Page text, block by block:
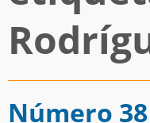
Número 38